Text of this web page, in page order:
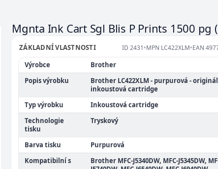
Mgnta Ink Cart Sgl Blis P Prints 1500 pg
ZÁKLADNÍ VLASTNOSTI ID 2431•MPN LC422XLM•EAN
Výrobce
Brother
Popis výrobku
Brother LC422XLM - purpurová -
inkoustová cartridge
Typ výrobku
Inkoustová cartridge
Technologie
tisku
Tryskový
Barva tisku
Purpurová
Kompatibilní s
Brother MFC-J5340DW, MFC-J5345DW,